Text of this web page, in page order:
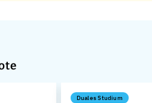
Duales Studium